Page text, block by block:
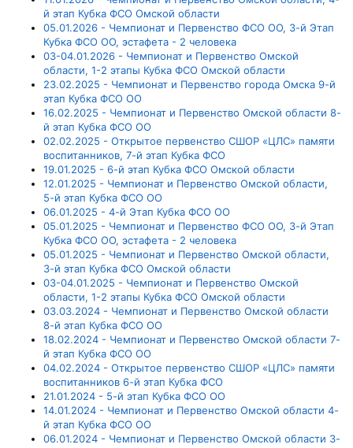
й этап Кубка ФСО Омской области
05.01.2026 - Чемпионат и Первенство ФСО ОО, 3-й Этап
Кубка ФСО ОО, эстафета - 2 человека
03-04.01.2026 - Чемпионат и Первенство Омской
области, 1-2 этапы Кубка ФСО Омской области
23.02.2025 - Чемпионат и Первенство города Омска 9-й
этап Кубка ФСО ОО
16.02.2025 - Чемпионат и Первенство Омской области 8-
й этап Кубка ФСО ОО
02.02.2025 - Открытое первенство СШОР «ЦЛС» памяти
воспитанников, 7-й этап Кубка ФСО
19.01.2025 - 6-й этап Кубка ФСО Омской области
12.01.2025 - Чемпионат и Первенство Омской области,
5-й этап Кубка ФСО ОО
06.01.2025 - 4-й Этап Кубка ФСО ОО
05.01.2025 - Чемпионат и Первенство ФСО ОО, 3-й Этап
Кубка ФСО ОО, эстафета - 2 человека
05.01.2025 - Чемпионат и Первенство Омской области,
3-й этап Кубка ФСО Омской области
03-04.01.2025 - Чемпионат и Первенство Омской
области, 1-2 этапы Кубка ФСО Омской области
03.03.2024 - Чемпионат и Первенство Омской области
8-й этап Кубка ФСО ОО
18.02.2024 - Чемпионат и Первенство Омской области 7-
й этап Кубка ФСО ОО
04.02.2024 - Открытое первенство СШОР «ЦЛС» памяти
воспитанников 6-й этап Кубка ФСО
21.01.2024 - 5-й этап Кубка ФСО ОО
14.01.2024 - Чемпионат и Первенство Омской области 4-
й этап Кубка ФСО ОО
06.01.2024 - Чемпионат и Первенство Омской области 3-